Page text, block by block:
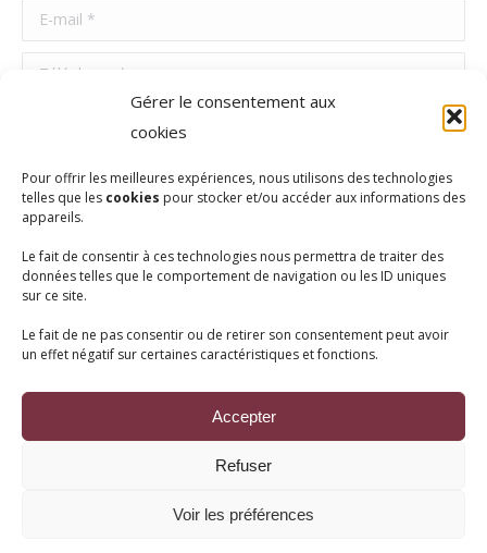
Gérer le consentement aux
cookies
Pour offrir les meilleures expériences, nous utilisons des technologies
telles que les cookies pour stocker et/ou accéder aux informations des
appareils.
Le fait de consentir à ces technologies nous permettra de traiter des
données telles que le comportement de navigation ou les ID uniques
sur ce site.
Le fait de ne pas consentir ou de retirer son consentement peut avoir
un effet négatif sur certaines caractéristiques et fonctions.
Accepter
Refuser
Voir les préférences
E-mail *
Téléphone *
En utilisant ce formulaire, vous acceptez le stockage et le traitement
de vos données par ce site Web.